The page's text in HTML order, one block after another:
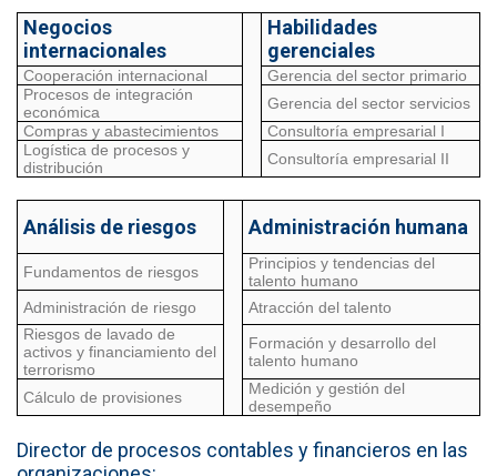
Negocios
internacionales
Habilidades
gerenciales
Cooperación internacional
Gerencia del sector primario
Procesos de integración
económica
Gerencia del sector servicios
Compras y abastecimientos
Consultoría empresarial I
Logística de procesos y
distribución
Consultoría empresarial II
Análisis de riesgos Administración humana
Fundamentos de riesgos
Principios y tendencias del
talento humano
Administración de riesgo
Atracción del talento
Riesgos de lavado de
activos y financiamiento del
terrorismo
Formación y desarrollo del
talento humano
Cálculo de provisiones
Medición y gestión del
desempeño
Director de procesos contables y financieros en las